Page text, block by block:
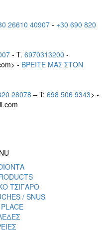
26610 40907- +30 690 820
- T. 6970313200 -
- BΡEITE MAΣ ΣΤΟΝ
28078 – T: 698 506 9343> -
ΤΣΙΓΑΡΟ
/ SNUS